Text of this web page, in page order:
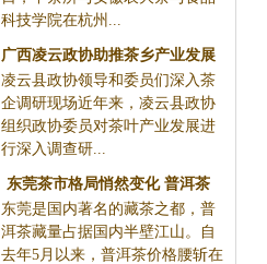
科技学院在杭州...
广西凌云政协助推茶乡产业发展
纪实
凌云县政协领导和委员们深入茶
企调研现场近年来，凌云县政协
组织政协委员对茶叶产业发展进
行深入调查研...
东莞茶市格局悄然变化 普洱茶
价格腰斩藏茶异军突起
东莞是国内著名的藏茶之都，普
洱茶藏量占据国内半壁江山。自
去年5月以来，普洱茶价格腰斩在